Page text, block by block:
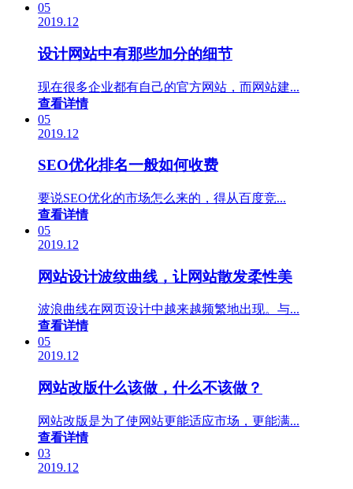
05
2019.12
设计网站中有那些加分的细节
现在很多企业都有自己的官方网站，而网站建...
查看详情
05
2019.12
SEO优化排名一般如何收费
要说SEO优化的市场怎么来的，得从百度竞...
查看详情
05
2019.12
网站设计波纹曲线，让网站散发柔性美
波浪曲线在网页设计中越来越频繁地出现。与...
查看详情
05
2019.12
网站改版什么该做，什么不该做？
网站改版是为了使网站更能适应市场，更能满...
查看详情
03
2019.12